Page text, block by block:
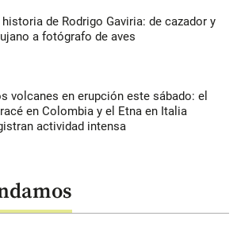
historia de Rodrigo Gaviria: de cazador y
a fotógrafo de aves
volcanes en erupción este sábado: el
en Colombia y el Etna en Italia
actividad intensa